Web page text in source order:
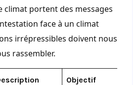
climat portent des messages
face à un climat
irrépressibles doivent nous
rassembler.
Objectif